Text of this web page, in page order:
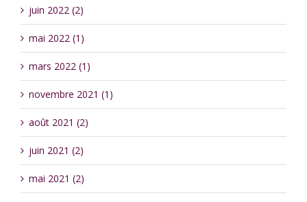
juin 2022 (2)
mai 2022 (1)
mars 2022 (1)
novembre 2021 (1)
août 2021 (2)
juin 2021 (2)
mai 2021 (2)